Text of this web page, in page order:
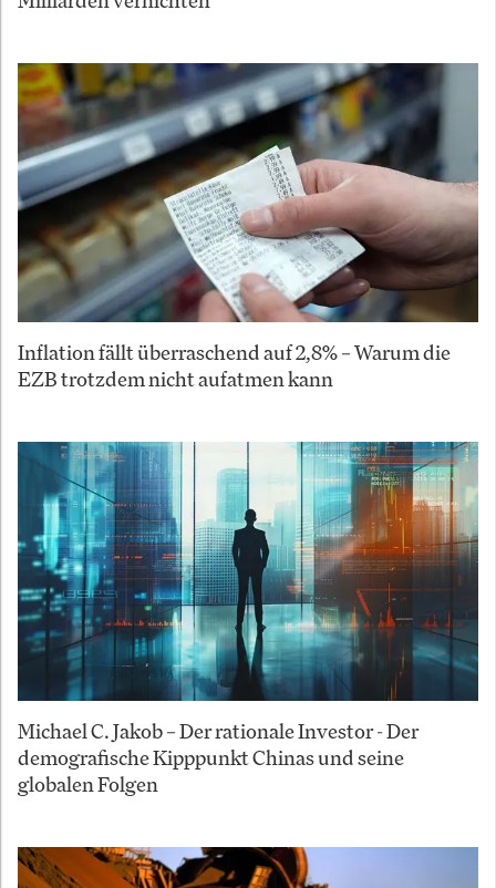
Inflation fällt überraschend auf 2,8% – Warum die
EZB trotzdem nicht aufatmen kann
Michael C. Jakob – Der rationale Investor - Der
demografische Kipppunkt Chinas und seine
globalen Folgen